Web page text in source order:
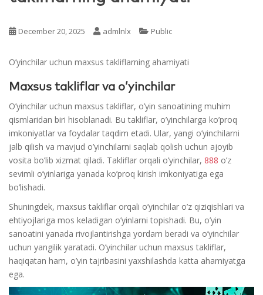
December 20, 2025 admlnlx Public
O’yinchilar uchun maxsus takliflarning ahamiyati
Maxsus takliflar va o’yinchilar
O’yinchilar uchun maxsus takliflar, o’yin sanoatining muhim
qismlaridan biri hisoblanadi. Bu takliflar, o’yinchilarga ko’proq
imkoniyatlar va foydalar taqdim etadi. Ular, yangi o’yinchilarni
jalb qilish va mavjud o’yinchilarni saqlab qolish uchun ajoyib
vosita bo’lib xizmat qiladi. Takliflar orqali o’yinchilar, 888 o’z
sevimli o’yinlariga yanada ko’proq kirish imkoniyatiga ega
bo’lishadi.
Shuningdek, maxsus takliflar orqali o’yinchilar o’z qiziqishlari va
ehtiyojlariga mos keladigan o’yinlarni topishadi. Bu, o’yin
sanoatini yanada rivojlantirishga yordam beradi va o’yinchilar
uchun yangilik yaratadi. O’yinchilar uchun maxsus takliflar,
haqiqatan ham, o’yin tajribasini yaxshilashda katta ahamiyatga
ega.